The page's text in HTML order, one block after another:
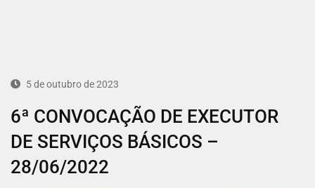
5 de outubro de 2023
6ª CONVOCAÇÃO DE EXECUTOR
DE SERVIÇOS BÁSICOS –
28/06/2022